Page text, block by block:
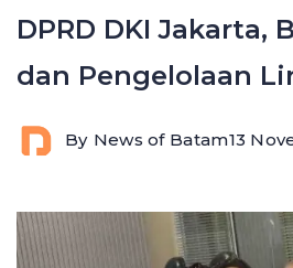
DPRD DKI Jakarta,
dan Pengelolaan
By News of Batam13